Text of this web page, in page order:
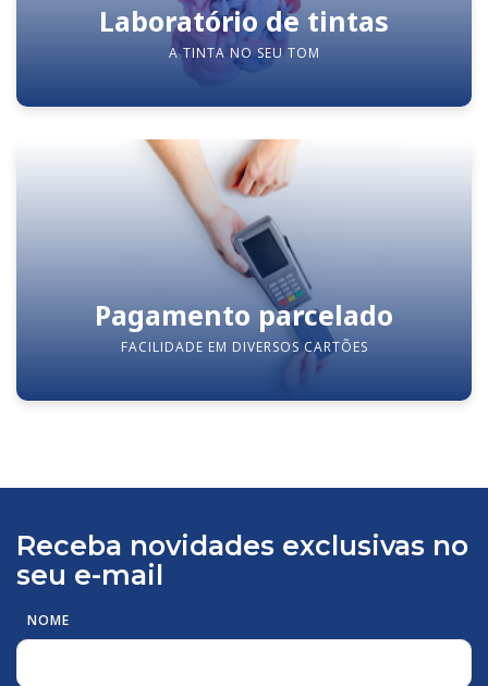
Laboratório de tintas
A TINTA NO SEU TOM
Pagamento parcelado
FACILIDADE EM DIVERSOS CARTÕES
Receba novidades exclusivas no
seu e-mail
NOME